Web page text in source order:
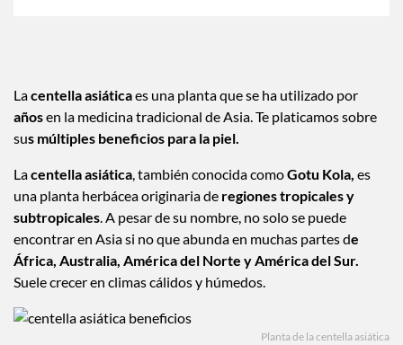
Lacentella asiáticaes una planta que se ha utilizado por
añosen la medicina tradicional de Asia. Te platicamos sobre
sus múltiples beneficios para la piel.
Lacentella asiática, también conocida comoGotu Kola, es
una planta herbácea originaria de regiones tropicales y
subtropicales. A pesar de su nombre, no solo se puede
encontrar en Asia si no que abunda en muchas partes de
África, Australia, América del Norte y América del Sur.
Suele crecer en climas cálidos y húmedos.
Planta de la centella asiática